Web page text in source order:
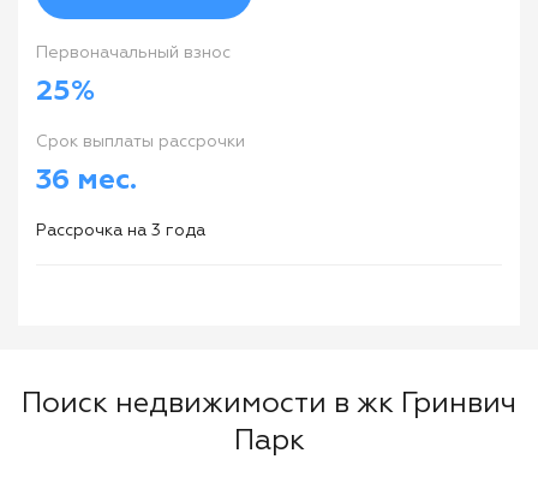
Первоначальный взнос
25%
Cрок выплаты рассрочки
36 мес.
Рассрочка на 3 года
Поиск недвижимости в жк Гринвич
Парк